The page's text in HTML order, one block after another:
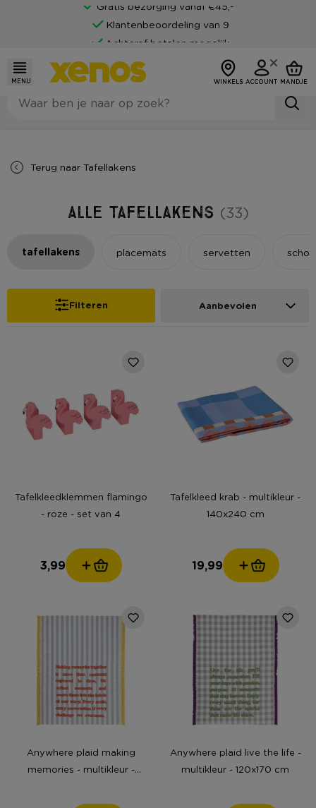
Gratis bezorging vanaf €45,-*
Klantenbeoordeling van 9
Achteraf betalen mogelijk
MENU WINKELS ACCOUNT MANDJE
Terug naar Tafellakens
Alle Tafellakens (33)
tafellakens placemats servetten
Filteren Aanbevolen
Tafelkleedklemmen flamingo
- roze - set van 4
3,99
Tafelkleed krab - multikleur -
140x240 cm
19,99
Anywhere plaid making
memories - multikleur -
Anywhere plaid live the life -
multikleur - 120x170 cm